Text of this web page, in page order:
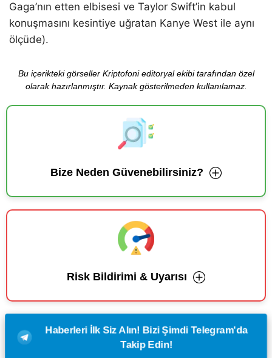
Gaga’nın etten elbisesi ve Taylor Swift’in kabul
konuşmasını kesintiye uğratan Kanye West ile aynı
ölçüde).
Bu içerikteki görseller Kriptofoni editoryal ekibi tarafından özel
olarak hazırlanmıştır. Kaynak gösterilmeden kullanılamaz.
Bize Neden Güvenebilirsiniz?
Risk Bildirimi & Uyarısı
Haberleri İlk Siz Alın! Bizi Şimdi Telegram'da
Takip Edin!